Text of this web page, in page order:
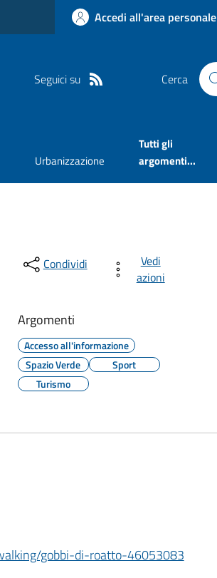
Accedi all'area personale
Seguici su Cerca
Urbanizzazione
Tutti gli
argomenti...
Condividi
Vedi
azioni
Argomenti
Accesso all'informazione
Spazio Verde
Sport
Turismo
gobbi-di-roatto-46053083